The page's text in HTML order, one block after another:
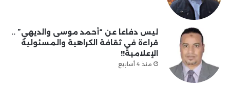
ليس دفاعا عن “أحمد موسى والديهي” ..
قراءة في ثقافة الكراهية والمسئولية
الإعلامية!!
منذ 4 أسابيع